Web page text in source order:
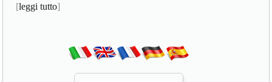
[leggi tutto]